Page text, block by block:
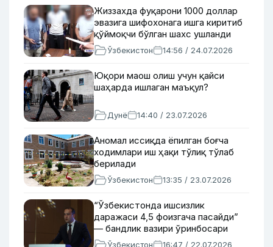
Жиззахда фуқарони 1000 доллар
эвазига шифохонага ишга киритиб
қўймоқчи бўлган шахс ушланди
Ўзбекистон 14:56 / 24.07.2026
Юқори маош олиш учун қайси
шаҳарда ишлаган маъқул?
Дунё 14:40 / 23.07.2026
Аномал иссиқда ёпилган боғча
ходимлари иш ҳақи тўлиқ тўлаб
берилади
Ўзбекистон 13:35 / 23.07.2026
“Ўзбекистонда ишсизлик
даражаси 4,5 фоизгача пасайди”
— бандлик вазири ўринбосари
Ўзбекистон 16:47 / 22.07.2026